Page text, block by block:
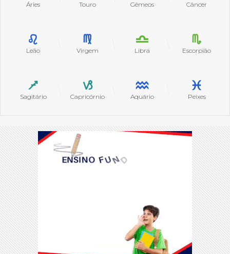
Áries Touro Gêmeos Câncer
Leão Virgem Libra Escorpião
Sagitário Capricórnio Aquário Peixes